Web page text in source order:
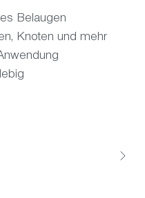
Belaugen
Knoten und mehr